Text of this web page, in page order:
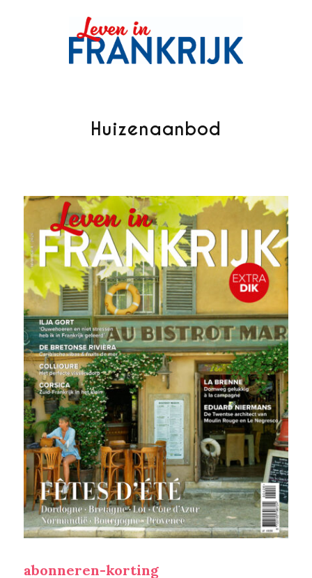
Huizenaanbod
abonneren-korting